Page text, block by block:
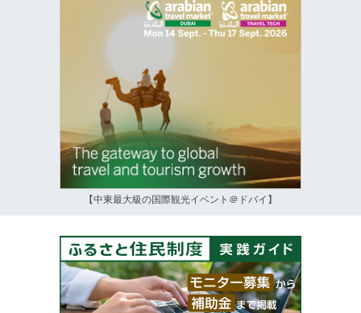
【中東最大級の国際観光イベント＠ドバイ】